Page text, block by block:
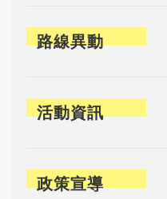
路線異動
活動資訊
政策宣導